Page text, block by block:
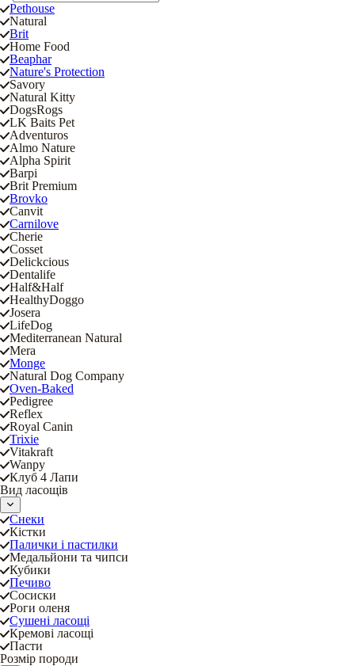
Pethouse
Natural
Brit
Home Food
Beaphar
Nature's Protection
Savory
Natural Kitty
DogsRogs
LK Baits Pet
Adventuros
Almo Nature
Alpha Spirit
Barpi
Brit Premium
Brovko
Canvit
Carnilove
Cherie
Cosset
Delickcious
Dentalife
Half&Half
HealthyDoggo
Josera
LifeDog
Mediterranean Natural
Mera
Monge
Natural Dog Company
Oven-Baked
Pedigree
Reflex
Royal Canin
Trixie
Vitakraft
Wanpy
Клуб 4 Лапи
Вид ласощів
Снеки
Кістки
Палички і пастилки
Медальйони та чипси
Кубики
Печиво
Сосиски
Роги оленя
Сушені ласощі
Кремові ласощі
Пасти
Розмір породи